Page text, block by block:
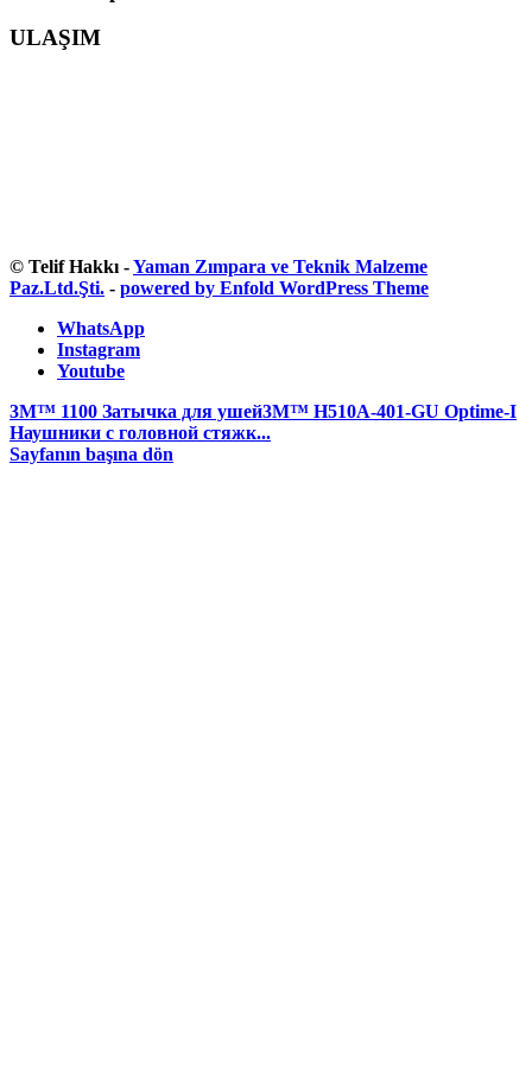
ULAŞIM
© Telif Hakkı -Yaman Zımpara ve Teknik Malzeme
Paz.Ltd.Şti. - powered by Enfold WordPress Theme
WhatsApp
Instagram
Youtube
3M™ 1100 Затычка для ушей3M™ H510A-401-GU Optime-I
Наушники с головной стяжк...
Sayfanın başına dön